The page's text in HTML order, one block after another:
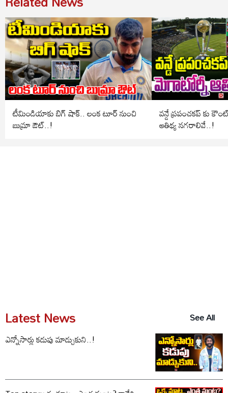
టీమిండియాకు బిగ్ షాక్.. లంక టూర్ నుంచి
బుమ్రా ఔట్..!
వన్డే ప్రపంచకప్ కు
ఆతిథ్య నగరాలివే..!
Latest News
See All
ఎన్నోసార్లు కడుపు మాడ్చుకుని..!